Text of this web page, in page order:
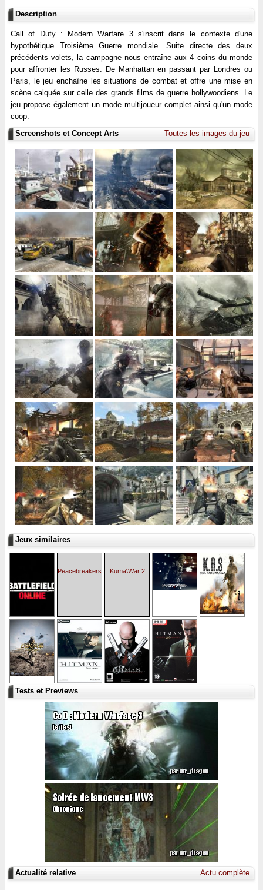
Description
Call of Duty : Modern Warfare 3 s'inscrit dans le contexte d'une
hypothétique Troisième Guerre mondiale. Suite directe des deux
précédents volets, la campagne nous entraîne aux 4 coins du monde
pour affronter les Russes. De Manhattan en passant par Londres ou
Paris, le jeu enchaîne les situations de combat et offre une mise en
scène calquée sur celle des grands films de guerre hollywoodiens. Le
jeu propose également un mode multijoueur complet ainsi qu'un mode
coop.
Toutes les images du jeu
Screenshots et Concept Arts
Jeux similaires
Peacebreakers Kuma\War 2
Tests et Previews
Actu complète
Actualité relative